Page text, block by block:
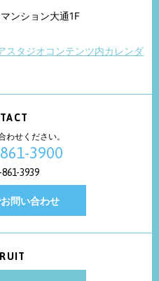
ンション大通1F
スタジオコンテンツ内カレンダ
わせください。
3900
861-3939
問い合わせ